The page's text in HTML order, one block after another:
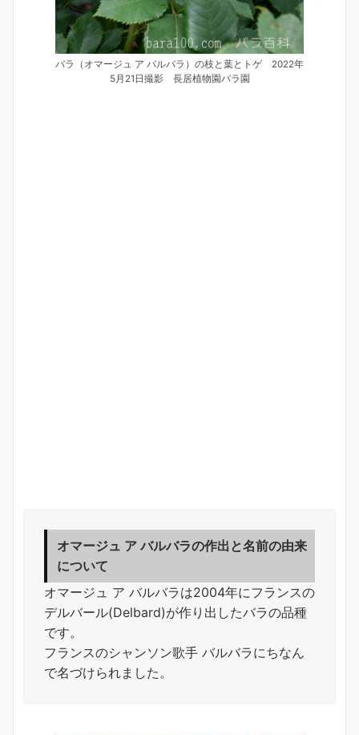
バラ（オマージュ ア バルバラ）の枝と葉とトゲ 2022年
5月21日撮影 長居植物園バラ園
オマージュ ア バルバラの作出と名前の由来
について
オマージュ ア バルバラは2004年にフランスの
デルバール(Delbard)が作り出したバラの品種
です。
フランスのシャンソン歌手 バルバラにちなん
で名づけられました。